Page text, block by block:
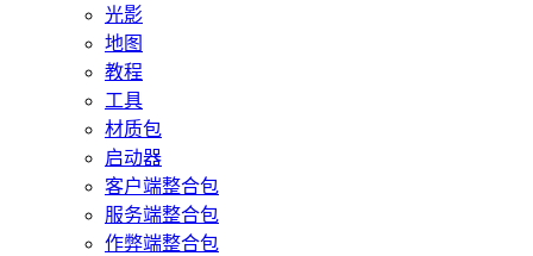
光影
地图
教程
工具
材质包
启动器
客户端整合包
服务端整合包
作弊端整合包